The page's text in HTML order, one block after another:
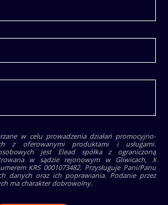
w celu prowadzenia działań promocyjno-
z oferowanymi produktami i usługami.
jest Elead spółka z ograniczoną
w sądzie rejonowym w Gliwicach, X
KRS 0001073482. Przysługuje Pani/Panu
danych oraz ich poprawiania. Podanie przez
ma charakter dobrowolny.